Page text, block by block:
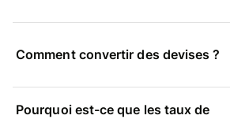
Comment convertir des devises ?
Pourquoi est-ce que les taux de